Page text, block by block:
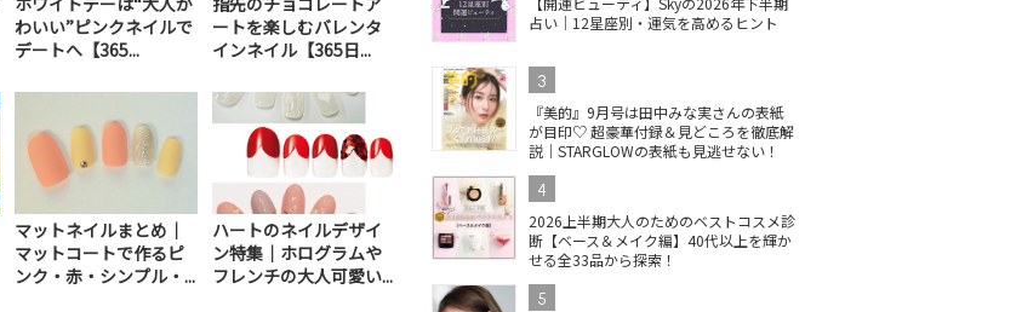
わいい”ピンクネイルで
デートへ【365...
ートを楽しむバレンタ
インネイル【365日...
マットネイルまとめ｜
マットコートで作るピ
ンク・赤・シンプル・...
ハートのネイルデザイ
ン特集｜ホログラムや
フレンチの大人可愛い...
占い｜12星座別・運気を高めるヒント
3
『美的』9月号は田中みな実さんの表紙
が目印♡ 超豪華付録＆見どころを徹底解
説｜STARGLOWの表紙も見逃せない！
4
2026上半期大人のためのベストコスメ診
断【ベース＆メイク編】40代以上を輝か
せる全33品から探索！
5